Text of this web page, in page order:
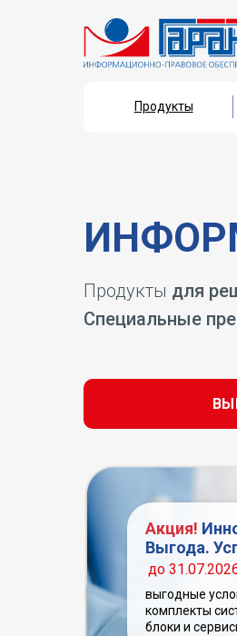
Продукты
Продукты для
Специальные
Акция!
Выгода.
выгодные
комплекты
блоки и
до